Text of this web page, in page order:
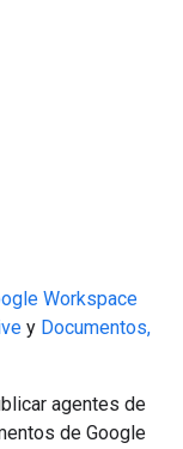
Workspace
y Documentos,
agentes de
de Google